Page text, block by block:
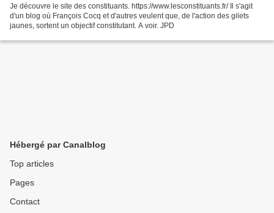
Je découvre le site des constituants. https://www.lesconstituants.fr/ Il s'agit
d'un blog où François Cocq et d'autres veulent que, de l'action des gilets
jaunes, sortent un objectif constitutant. A voir. JPD
Hébergé par Canalblog
Top articles
Pages
Contact